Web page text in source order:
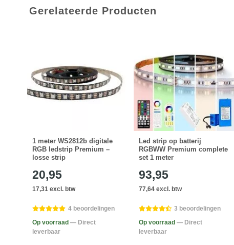
Gerelateerde Producten
1 meter WS2812b digitale
RGB ledstrip Premium –
losse strip
20,95
17,31 excl. btw
4 beoordelingen
Op voorraad — Direct
leverbaar
Led strip op batterij
RGBWW Premium complete
set 1 meter
93,95
77,64 excl. btw
3 beoordelingen
Op voorraad — Direct
leverbaar